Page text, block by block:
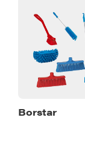
Borstar